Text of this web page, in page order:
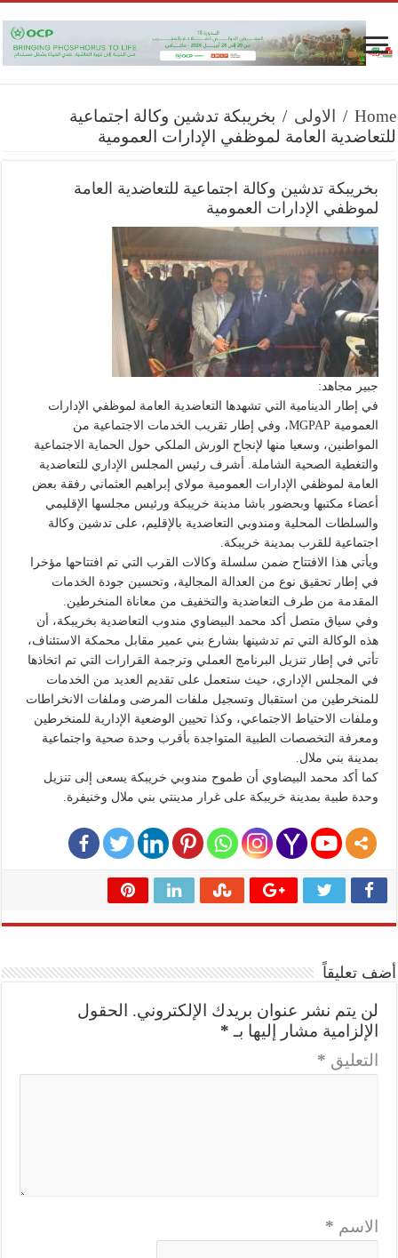
Home
/ الاولى / بخريبكة تدشين وكالة اجتماعية
للتعاضدية العامة لموظفي الإدارات العمومية
بخريبكة تدشين وكالة اجتماعية للتعاضدية العامة
لموظفي الإدارات العمومية
جبير مجاهد:
في إطار الدينامية التي تشهدها التعاضدية العامة لموظفي الإدارات
العمومية MGPAP، وفي إطار تقريب الخدمات الاجتماعية من
المواطنين، وسعيا منها لإنجاح الورش الملكي حول الحماية الاجتماعية
والتغطية الصحية الشاملة. أشرف رئيس المجلس الإداري للتعاضدية
العامة لموظفي الإدارات العمومية مولاي إبراهيم العثماني رفقة بعض
أعضاء مكتبها وبحضور باشا مدينة خريبكة ورئيس مجلسها الإقليمي
والسلطات المحلية ومندوبي التعاضدية بالإقليم، على تدشين وكالة
اجتماعية للقرب بمدينة خريبكة.
ويأتي هذا الافتتاح ضمن سلسلة وكالات القرب التي تم افتتاحها مؤخرا
في إطار تحقيق نوع من العدالة المجالية، وتحسين جودة الخدمات
المقدمة من طرف التعاضدية والتخفيف من معاناة المنخرطين.
وفي سياق متصل أكد محمد البيضاوي مندوب التعاضدية بخريبكة، أن
هذه الوكالة التي تم تدشينها بشارع بني عمير مقابل محمكة الاستئناف،
تأتي في إطار تنزيل البرنامج العملي وترجمة القرارات التي تم اتخاذها
في المجلس الإداري، حيث ستعمل على تقديم العديد من الخدمات
للمنخرطين من استقبال وتسجيل ملفات المرضى وملفات الانخراطات
وملفات الاحتياط الاجتماعي، وكذا تحيين الوضعية الإدارية للمنخرطين
ومعرفة التخصصات الطبية المتواجدة بأقرب وحدة صحية واجتماعية
بمدينة بني ملال.
كما أكد محمد البيضاوي أن طموح مندوبي خريبكة يسعى إلى تنزيل
وحدة طبية بمدينة خريبكة على غرار مدينتي بني ملال وخنيفرة.
أضف تعليقاً
لن يتم نشر عنوان بريدك الإلكتروني.
الحقول
الإلزامية مشار إليها بـ *
التعليق *
الاسم *